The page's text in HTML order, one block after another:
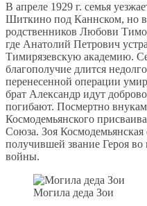
В апреле 1929 г. семья
Шиткино под Каннском, но
родственников Любови
где Анатолий Петрович
Тимирязевскую академию.
благополучие длится
перенесенной операции
брат Александр идут
погибают. Посмертно
Космодемьянского
Союза. Зоя
получившей звание Героя
войны.
Могила деда Зои